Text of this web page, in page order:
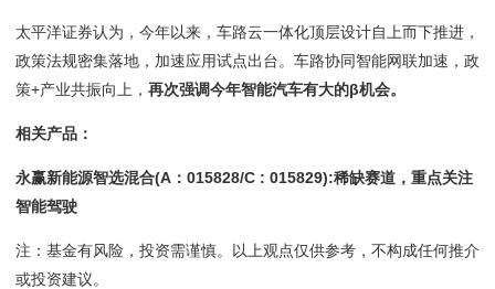
太平洋证券认为，今年以来，车路云一体化顶层设计自上而下推进，
政策法规密集落地，加速应用试点出台。车路协同智能网联加速，政
策+产业共振向上， 再次强调今年智能汽车有大的β机会。
相关产品：
永赢新能源智选混合(A：015828/C : 015829):稀缺赛道，重点关注
智能驾驶
注：基金有风险，投资需谨慎。以上观点仅供参考，不构成任何推介
或投资建议。